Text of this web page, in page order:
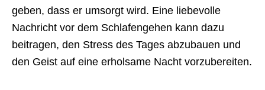
geben, dass er umsorgt wird. Eine liebevolle
Nachricht vor dem Schlafengehen kann dazu
beitragen, den Stress des Tages abzubauen und
den Geist auf eine erholsame Nacht vorzubereiten.